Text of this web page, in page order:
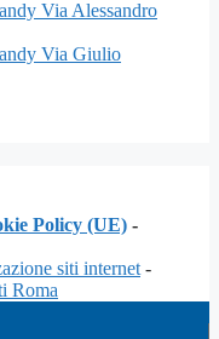
Via Alessandro
Via Giulio
Policy (UE) -
siti internet -
Roma